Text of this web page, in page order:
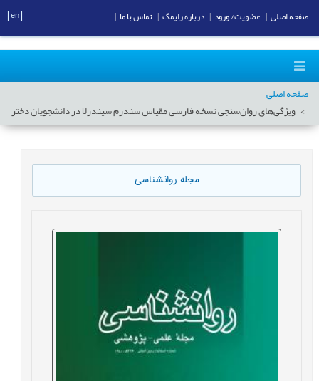
صفحه اصلی
ویژگی‌‌های روان‌‌سنجی نسخه فارسی مقیاس سندرم سیندرلا در دانشجویان دختر
مجله روانشناسی
صفحه اصلی عضویت/ ورود درباره رایمگ تماس با ما